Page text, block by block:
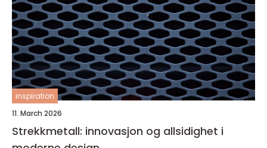
inspiration
11. March 2026
Strekkmetall: innovasjon og allsidighet i